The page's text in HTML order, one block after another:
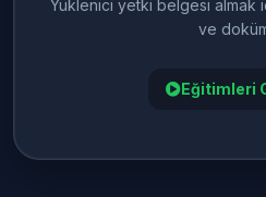
Yüklenici yetki belgesi almak
ve
Eğitimleri